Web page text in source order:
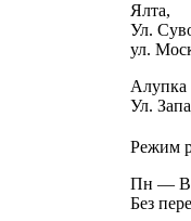
Ялта,
Ул.
ул.
Алупка
Ул.
Режим
Пн —
Без